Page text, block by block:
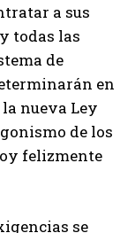
a sus
todas las
de
en
nueva Ley
de los
felizmente
se